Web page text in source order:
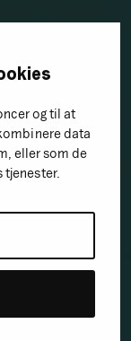
og til at
data
eller som de
tjenester.
i